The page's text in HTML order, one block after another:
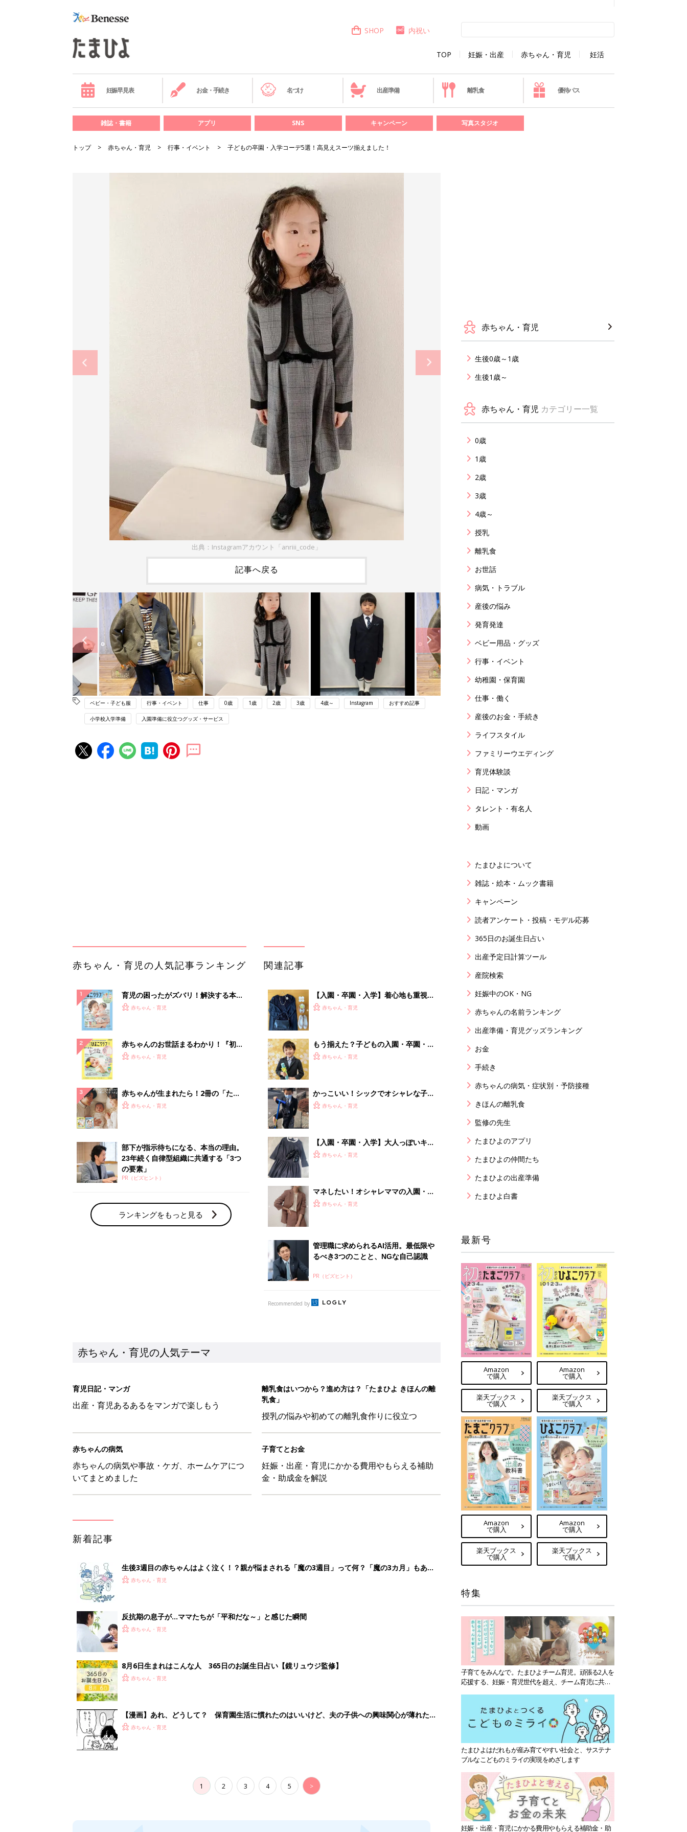
TOP 妊娠・出産 赤ちゃん・育児 妊活
SHOP 内祝い
妊娠早見表 お金・手続き 名づけ 出産準備 離乳食 優待パス
雑誌・書籍 アプリ SNS キャンペーン 写真スタジオ
トップ 赤ちゃん・育児 行事・イベント 子どもの卒園・入学コーデ5選！高見えスーツ揃えました！
出典：Instagramアカウント「anriii_code」
記事へ戻る
ベビー・子ども服 行事・イベント 仕事 0歳 1歳 2歳 3歳 4歳～ Instagram おすすめ記事
小学校入学準備 入園準備に役立つグッズ・サービス
23年続く自律型組織に共通する「3つ
の要素」
PR（ビズヒント）
ランキングをもっと見る
PR（ビズヒント）
赤ちゃん・育児の人気テーマ
育児日記・マンガ
離乳食はいつから？進め方は？「たまひよ きほんの離
授乳の悩みや初めての離乳食作りに役立つ
子育てとお金
妊娠・出産・育児にかかる費用やもらえる補助
金・助成金を解説
生後3週目の赤ちゃんはよく泣く！？親が悩まされる「魔の3週目」って何？「魔の3カ月」もある
って本当？【専門家】
赤ちゃん・育児
反抗期の息子が...ママたちが「平和だな～」と感じた瞬間
赤ちゃん・育児
8月6日生まれはこんな人 365日のお誕生日占い【鏡リュウジ監修】
1 2 3 4 5
赤ちゃん・育児
生後0歳～1歳
生後1歳～
赤ちゃん・育児 カテゴリー一覧
0歳
1歳
2歳
3歳
4歳～
授乳
離乳食
お世話
病気・トラブル
産後の悩み
発育発達
ベビー用品・グッズ
行事・イベント
幼稚園・保育園
仕事・働く
産後のお金・手続き
ライフスタイル
ファミリーウエディング
育児体験談
日記・マンガ
タレント・有名人
動画
たまひよについて
雑誌・絵本・ムック書籍
キャンペーン
読者アンケート・投稿・モデル応募
365日のお誕生日占い
出産予定日計算ツール
産院検索
妊娠中のOK・NG
赤ちゃんの名前ランキング
出産準備・育児グッズランキング
お金
手続き
赤ちゃんの病気・症状別・予防接種
きほんの離乳食
監修の先生
たまひよのアプリ
たまひよの仲間たち
たまひよの出産準備
たまひよ白書
最新号
Amazon
で購入
楽天ブックス
で購入
Amazon
で購入
楽天ブックス
で購入
Amazon
で購入
楽天ブックス
で購入
Amazon
で購入
楽天ブックス
で購入
特集
子育てをみんなで。たまひよチーム育児。頑張る2人を
応援する、妊娠・育児世代を超え、チーム育児に共感
たまひよはだれもが産み育てやすい社会と、サステナ
ブルなこどものミライの実現をめざします
妊娠・出産・育児にかかる費用やもらえる補助金・助